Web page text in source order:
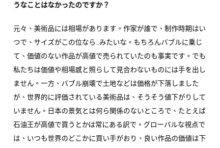
うなことはなかったのですか？
元々、美術品には相場があります。作家が誰で、制作時期はい
つで、サイズがこの位なら…みたいな。もちろんバブルに乗じ
て、価値のない作品が高値で売られていたのも事実です。でも
私たちは価値や相場感と照らして見合わないものには手を出し
ません。一方、バブル崩壊で土地などは価格が下落しました
が、世界的に評価されている美術品は、そうそう値下がりして
いません。日本の景気とは何ら関係のないところで、たとえば
石油王が高値で買うとかは常にある訳で。グローバルな視点で
は、いつも世界のどこかに買い手がおり、良い作品の価値は下